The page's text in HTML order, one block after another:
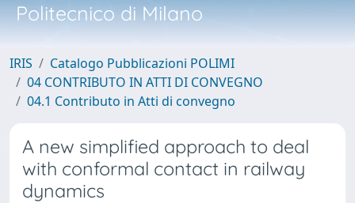
Politecnico di Milano
IRIS
Catalogo Pubblicazioni POLIMI
04 CONTRIBUTO IN ATTI DI CONVEGNO
04.1 Contributo in Atti di convegno
A new simplified approach to deal
with conformal contact in railway
dynamics